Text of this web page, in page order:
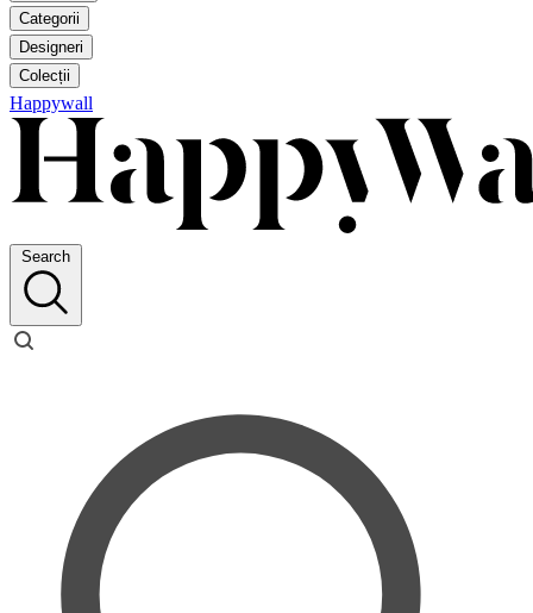
Categorii
Designeri
Colecții
Happywall
Search